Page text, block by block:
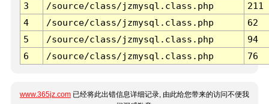
3 /source/class/jzmysql.class.php
211
4
/source/class/jzmysql.class.php
62
5
/source/class/jzmysql.class.php
94
6
/source/class/jzmysql.class.php 76
www.365jz.com 已经将此出错信息详细记录, 由此给您带来的访问不便我